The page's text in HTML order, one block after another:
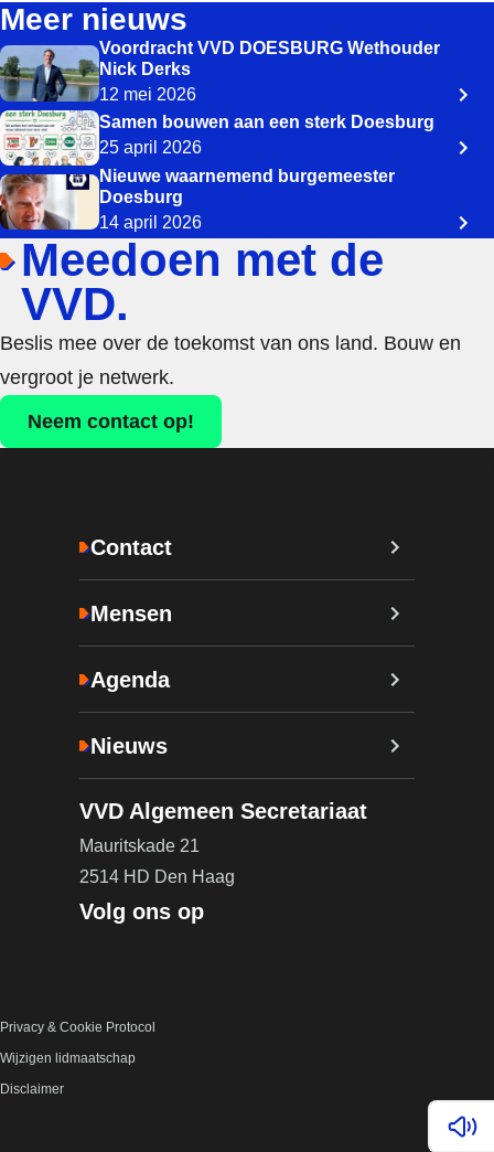
Meer nieuws
Voordracht VVD DOESBURG Wethouder
Nick Derks
12 mei 2026
Samen bouwen aan een sterk Doesburg
25 april 2026
Nieuwe waarnemend burgemeester
Doesburg
14 april 2026
Lees
Meedoen met de
VVD.
Beslis mee over de toekomst van ons land. Bouw en
vergroot je netwerk.
Neem contact op!
Contact
Mensen
Agenda
Nieuws
VVD Algemeen Secretariaat
Mauritskade 21
2514 HD Den Haag
Volg ons op
Privacy & Cookie Protocol
Wijzigen lidmaatschap
Disclaimer